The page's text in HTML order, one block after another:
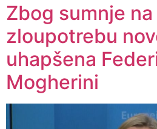
Zbog sumnje na
zloupotrebu
uhapšena
Mogherini